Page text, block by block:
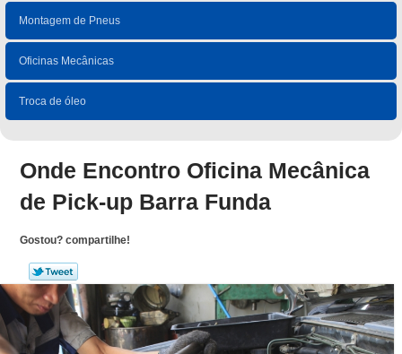
Montagem de Pneus
Oficinas Mecânicas
Troca de óleo
Onde Encontro Oficina Mecânica
de Pick-up Barra Funda
Gostou? compartilhe!